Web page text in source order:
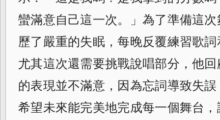
蠻滿意自己這一次。」為了準備這
歷了嚴重的失眠，每晚反覆練習歌
尤其這次還需要挑戰說唱部分，他
的表現並不滿意，因為忘詞導致失
希望未來能完美地完成每一個舞台